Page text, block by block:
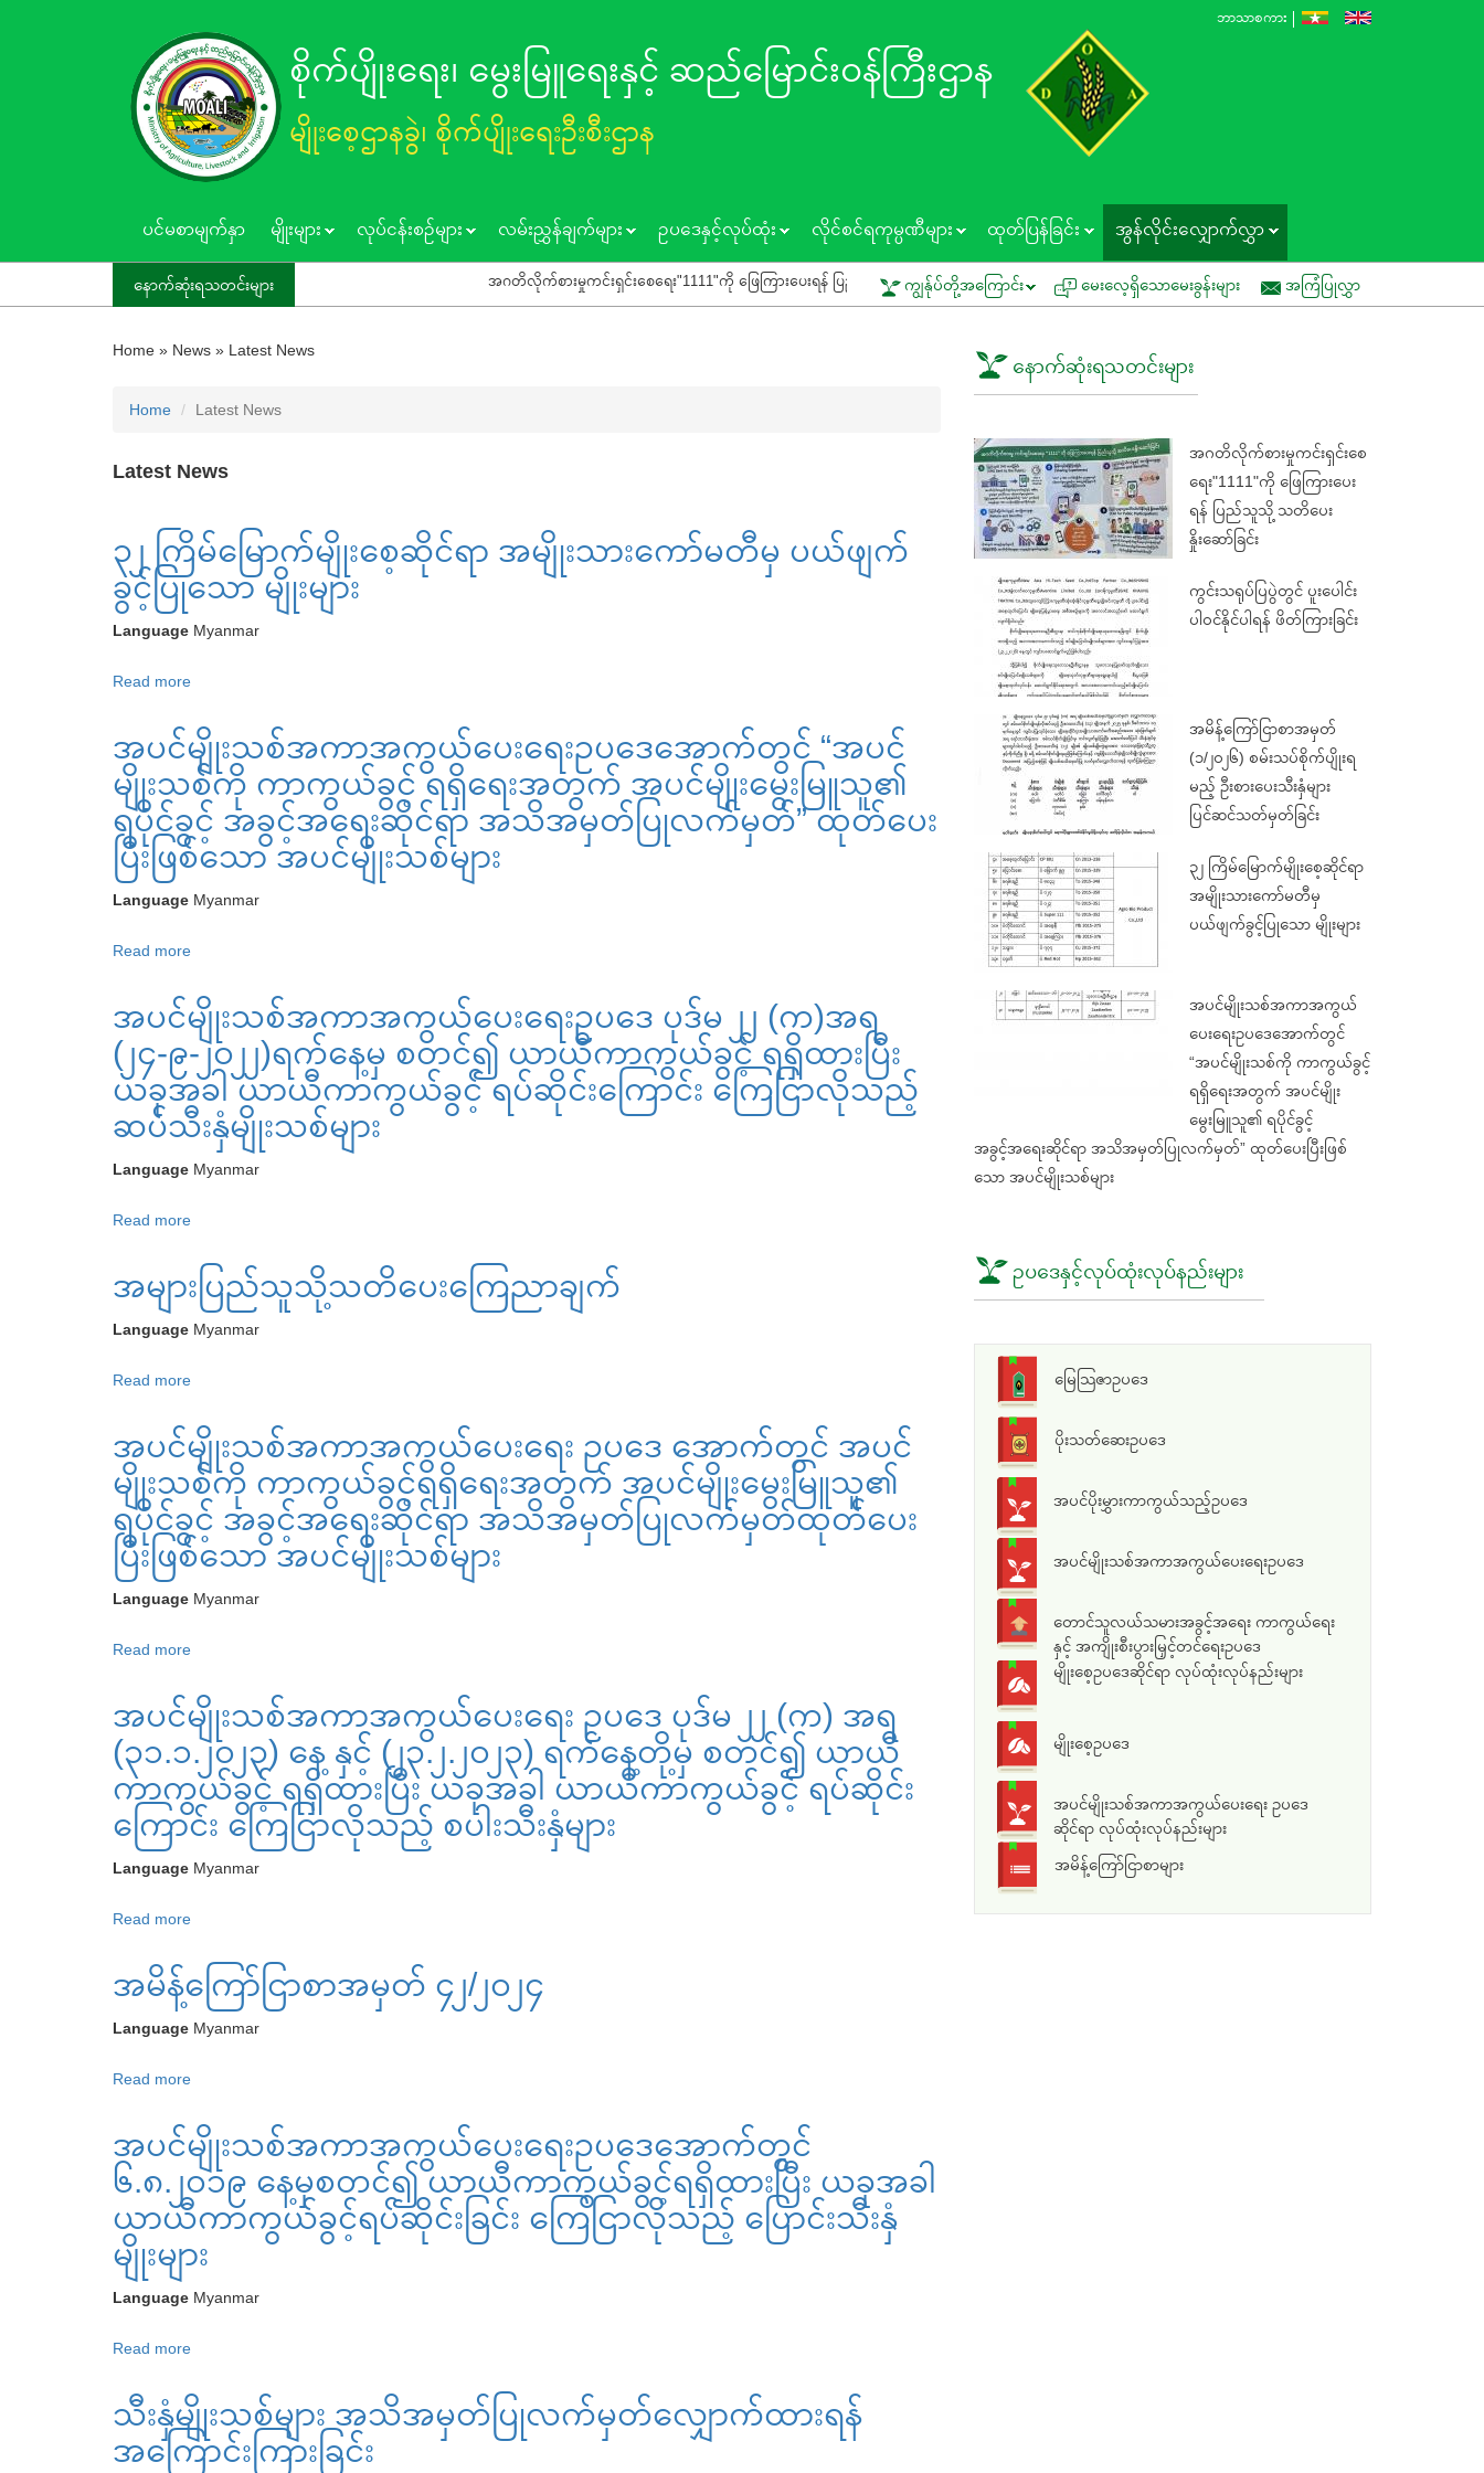
ဘာသာစကား
စိုက်ပျိုးရေး၊ မွေးမြူရေးနှင့် ဆည်မြောင်း၀န်ကြီးဌာန
မျိုးစေ့ဌာနခွဲ၊ စိုက်ပျိုးရေးဦးစီးဌာန
ပင်မစာမျက်နှာ မျိုးများ လုပ်ငန်းစဥ်များ လမ်းညွှန်ချက်များ ဥပဒေနှင့်လုပ်ထုံး လိုင်စင်ရကုမ္ပဏီများ ထုတ်ပြန်ခြင်း အွန်လိုင်းလျှောက်လွှာ
နောက်ဆုံးရသတင်းများ အဂတိလိုက်စားမှုကင်းရှင်းစေရေး"1111"ကို ဖြေကြားပေးရန် ပြည်သူသို့ သတိပေးနှိုးဆော်ခြင်း ကွင်းသရုပ်ပြပွဲတွင် ပူးပေါင်းပါဝင်နိုင်ပါရန် ဖိတ်ကြားခြင်း
ကျွန်ုပ်တို့အကြောင်း မေးလေ့ရှိသောမေးခွန်းများ အကြံပြုလွှာ
Home » News » Latest News
Home Latest News
Latest News
၃၂ ကြိမ်မြောက်မျိုးစေ့ဆိုင်ရာ အမျိုးသားကော်မတီမှ ပယ်ဖျက်
ခွင့်ပြုသော မျိုးများ
Language Myanmar
Read more
ကြိမ်
မြောက်
မျိုးစေ့
ဆိုင်ရာ
အမျိုးသား
မှ
ပြု
သော
မျိုး
များ
အပင်မျိုးသစ်အကာအကွယ်ပေးရေးဥပဒေအောက်တွင် “အပင်
မျိုးသစ်ကို ကာကွယ်ခွင့် ရရှိရေးအတွက် အပင်မျိုးမွေးမြူသူ၏
ရပိုင်ခွင့် အခွင့်အရေးဆိုင်ရာ အသိအမှတ်ပြုလက်မှတ်” ထုတ်ပေး
ပြီးဖြစ်သော အပင်မျိုးသစ်များ
Language Myanmar
Read more
မျိုး
သစ်အကာ
အကွယ်
ပေး
ရေး
ဥပဒေ
အောက်
မျိုး
သစ်
ကို
ရရှိ
ရေး
အတွက်
အပင်
မျိုး
သူ၏
ဆိုင်ရာ
အသိအမှတ်ပြု
လက်မှတ်”
ထုတ်ပေး
ပြီး
ဖြစ်
သော
များ
အပင်မျိုးသစ်အကာအကွယ်ပေးရေးဥပဒေ ပုဒ်မ ၂၂ (က)အရ
(၂၄-၉-၂၀၂၂)ရက်နေ့မှ စတင်၍ ယာယီကာကွယ်ခွင့် ရရှိထားပြီး
ယခုအခါ ယာယီကာကွယ်ခွင့် ရပ်ဆိုင်းကြောင်း ကြေငြာလိုသည့်
ဆပ်သီးနှံမျိုးသစ်များ
Language Myanmar
Read more
မျိုး
သစ်အကာ
အကွယ်
ဥပဒေ
ပုဒ်မ
၂၂
(က)အရ
(၂၄-၉-၂၀၂၂)ရက်
နေ့
မှ
ကွယ်
ခွင့်
ရရှိ
ထား
ပြီး
အခါ
ကွယ်
ခွင့်
ရပ်ဆိုင်း
သည့်
ဆပ်
သီးနှံ
မျိုး
သစ်
အများပြည်‌သူသို့သတိပေးကြေညာချက်
Language Myanmar
Read more
ပြည်‌သူ
သို့
သတိပေး
ကြေညာချက်
အပင်မျိုးသစ်အကာအကွယ်ပေးရေး ဥပဒေ အောက်တွင် အပင်
မျိုးသစ်ကို ကာကွယ်ခွင့်ရရှိရေးအတွက် အပင်မျိုးမွေးမြူသူ၏
ရပိုင်ခွင့် အခွင့်အရေးဆိုင်ရာ အသိအမှတ်ပြုလက်မှတ်ထုတ်ပေး
ပြီးဖြစ်သော အပင်မျိုးသစ်များ
Language Myanmar
Read more
မျိုး
သစ်အကာ
အကွယ်
ပေး
ရေး
အောက်
မျိုး
သစ်
ကို
ရရှိ
ရေး
အတွက်
အပင်
မျိုး
သူ၏
ဆိုင်ရာ
အသိအမှတ်ပြု
လက်မှတ်
အပင်မျိုးသစ်အကာအကွယ်ပေးရေး ဥပဒေ ပုဒ်မ ၂၂ (က) အရ
(၃၁.၁.၂၀၂၃) နေ့ နှင့် (၂၃.၂.၂၀၂၃) ရက်နေ့တို့မှ စတင်၍ ယာယီ
ကာကွယ်ခွင့် ရရှိထားပြီး ယခုအခါ ယာယီကာကွယ်ခွင့် ရပ်ဆိုင်း
ကြောင်း ကြေငြာလိုသည့် စပါးသီးနှံများ
Language Myanmar
Read more
မျိုး
သစ်အကာ
အကွယ်
ဥပဒေ
ပုဒ်မ
၂၂
(က)
အရ
(၃၁.၁.၂၀၂၃)
နေ့
နေ့
တို့
မှ
အမိန့်ကြော်ငြာစာအမှတ် ၄၂/၂၀၂၄
Language Myanmar
Read more
ကြော်ငြာ
စာ
အမှတ်
၄၂/၂၀၂၄
အပင်မျိုးသစ်အကာအကွယ်ပေးရေးဥပဒေအောက်တွင်
၆.၈.၂၀၁၉ နေ့မှစတင်၍ ယာယီကာကွယ်ခွင့်ရရှိထားပြီး ယခုအခါ
ယာယီကာကွယ်ခွင့်ရပ်ဆိုင်းခြင်း ကြေငြာလိုသည့် ပြောင်းသီးနှံ
မျိုးများ
Language Myanmar
Read more
မျိုး
သစ်အကာ
အကွယ်
သီးနှံမျိုးသစ်များ အသိအမှတ်ပြုလက်မှတ်လျှောက်ထားရန်
အကြောင်းကြားခြင်း
နောက်ဆုံးရသတင်းများ
အဂတိလိုက်စားမှုကင်းရှင်းစေ
ရေး"1111"ကို ဖြေကြားပေး
ရန် ပြည်သူသို့ သတိပေး
နှိုးဆော်ခြင်း
ကွင်းသရုပ်ပြပွဲတွင် ပူးပေါင်း
ပါဝင်နိုင်ပါရန် ဖိတ်ကြားခြင်း
အမိန့်ကြော်ငြာစာအမှတ်
(၁/၂၀၂၆) စမ်းသပ်စိုက်ပျိုးရ
မည့် ဦးစားပေးသီးနှံများ
ပြင်ဆင်သတ်မှတ်ခြင်း
၃၂ ကြိမ်မြောက်မျိုးစေ့ဆိုင်ရာ
အမျိုးသားကော်မတီမှ
ပယ်ဖျက်ခွင့်ပြုသော မျိုးများ
အပင်မျိုးသစ်အကာအကွယ်
ပေးရေးဥပဒေအောက်တွင်
“အပင်မျိုးသစ်ကို ကာကွယ်ခွင့်
ရရှိရေးအတွက် အပင်မျိုး
မွေးမြူသူ၏ ရပိုင်ခွင့်
အခွင့်အရေးဆိုင်ရာ အသိအမှတ်ပြုလက်မှတ်” ထုတ်ပေးပြီးဖြစ်
သော အပင်မျိုးသစ်များ
ဥပဒေနှင့်လုပ်ထုံးလုပ်နည်းများ
မြေသြဇာဥပဒေ
ပိုးသတ်ဆေးဥပဒေ
အပင်ပိုးမွှားကာကွယ်သည့်ဥပဒေ
အပင်မျိုးသစ်အကာအကွယ်ပေးရေးဥပဒေ
တောင်သူလယ်သမားအခွင့်အရေး ကာကွယ်ရေး
နှင့် အကျိုးစီးပွားမြှင့်တင်ရေးဥပဒေ
မျိုးစေ့ဥပဒေဆိုင်ရာ လုပ်ထုံးလုပ်နည်းများ
မျိုးစေ့ဥပဒေ
အပင်မျိုးသစ်အကာအကွယ်ပေးရေး ဥပဒေ
ဆိုင်ရာ လုပ်ထုံးလုပ်နည်းများ
အမိန့်ကြော်ငြာစာများ